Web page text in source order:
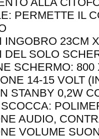
PERMETTE IL
INGOBRO 23CM
DEL SOLO
SCHERMO:
14-15 VOLT
STANBY 0,2W
AUDIO,
VOLUME